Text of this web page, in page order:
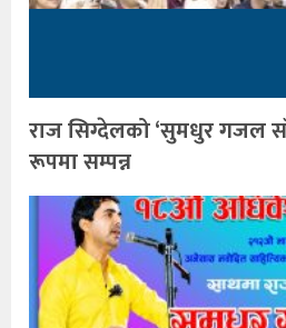
राज सिग्देलको ‘सुमधुर गजल
रूपमा सम्पन्न